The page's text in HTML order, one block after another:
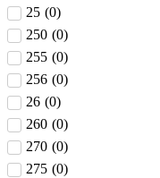
25 (0)
250 (0)
255 (0)
256 (0)
26 (0)
260 (0)
270 (0)
275 (0)